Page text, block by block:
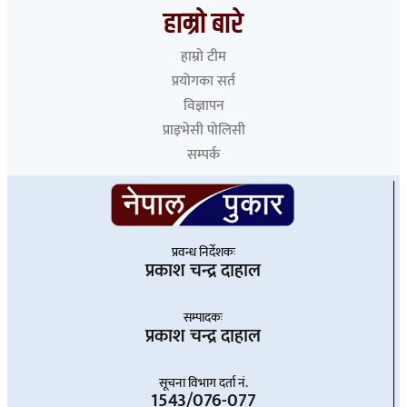
हाम्रो बारे
हाम्रो टीम
प्रयोगका सर्त
विज्ञापन
प्राइभेसी पोलिसी
सम्पर्क
प्रवन्ध निर्देशकः
प्रकाश चन्द्र दाहाल
सम्पादकः
प्रकाश चन्द्र दाहाल
सूचना विभाग दर्ता नं.
1543/076-077